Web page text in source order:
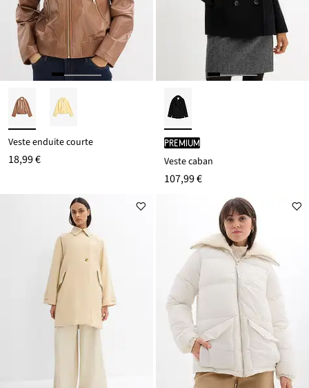
Veste enduite courte
18,99 €
PREMIUM
Veste caban
107,99 €